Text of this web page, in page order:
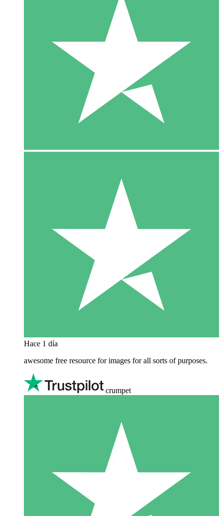
Hace 1 día
awesome free resource for images for all sorts of purposes.
crumpet